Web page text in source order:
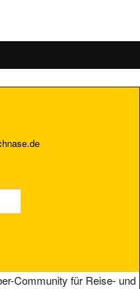
Community für Reise- und